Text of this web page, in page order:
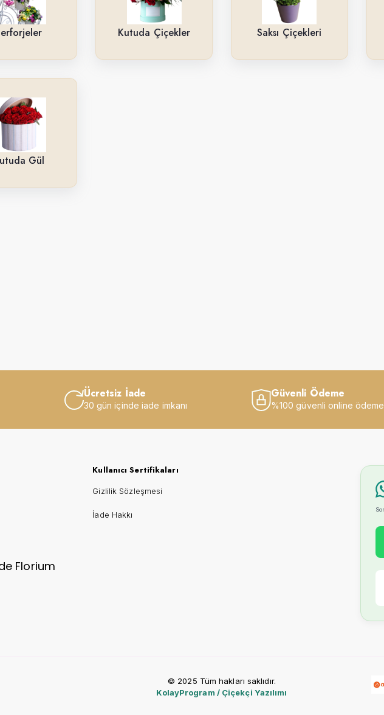
Kutuda Çiçekler Saksı Çiçekleri
Gül
Ücretsiz İade
30 gün içinde iade imkanı
Güvenli Ödeme
%100 güvenli online ödeme
Florium
Kullanıcı Sertifikaları
Gizlilik Sözleşmesi
İade Hakkı
© 2025 Tüm hakları saklıdır.
KolayProgram / Çiçekçi Yazılımı